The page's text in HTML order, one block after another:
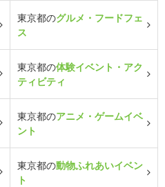
東京都のグルメ・フードフェ
ス
東京都の体験イベント・アク
ティビティ
東京都のアニメ・ゲームイベ
ント
東京都の動物ふれあいイベン
ト